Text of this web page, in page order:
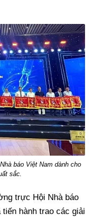
báo Việt Nam dành cho
sắc.
trực Hội Nhà báo
hành trao các giải